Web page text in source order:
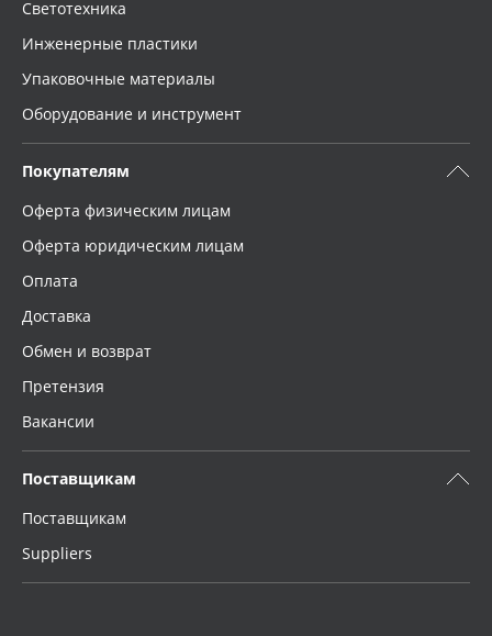
Светотехника
Инженерные пластики
Упаковочные материалы
Оборудование и инструмент
Покупателям
Оферта физическим лицам
Оферта юридическим лицам
Оплата
Доставка
Обмен и возврат
Претензия
Вакансии
Поставщикам
Поставщикам
Suppliers